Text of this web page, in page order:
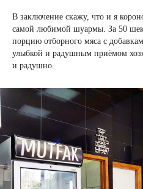
В заключение скажу, что и я
самой любимой шуармы. За 50
порцию отборного мяса с
улыбкой и радушным приёмом
и радушно.